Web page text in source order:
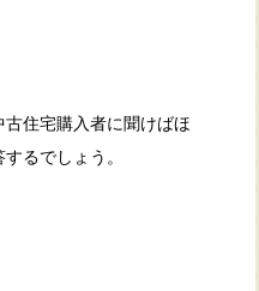
住宅購入者に聞けばほ
るでしょう。